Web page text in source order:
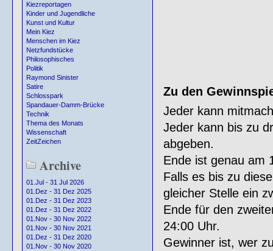
Kiezreportagen
Kinder und Jugendliche
Kunst und Kultur
Mein Kiez
Menschen im Kiez
Netzfundstücke
Philosophisches
Politik
Raymond Sinister
Satire
Schlosspark
Spandauer-Damm-Brücke
Technik
Thema des Monats
Wissenschaft
ZeitZeichen
Archive
01.Jul - 31 Jul 2026
01.Dez - 31 Dez 2025
01.Dez - 31 Dez 2023
01.Dez - 31 Dez 2022
01.Nov - 30 Nov 2022
01.Nov - 30 Nov 2021
01.Dez - 31 Dez 2020
01.Nov - 30 Nov 2020
Zu den
Jeder kann
Jeder kann bis zu
abgeben.
Ende ist genau am
Falls es bis zu
gleicher Stelle ein
Ende für den
24:00 Uhr.
Gewinner ist, wer